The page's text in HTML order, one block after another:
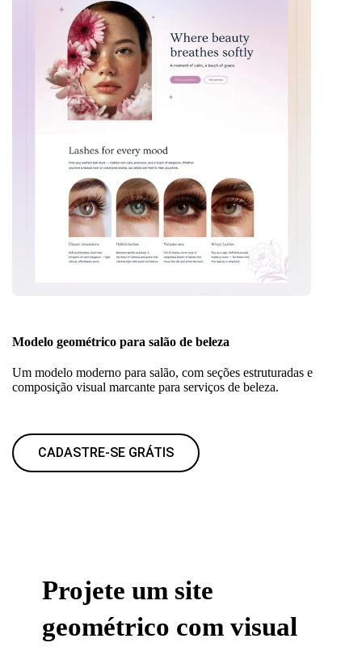
Modelo geométrico para salão de beleza
Um modelo moderno para salão, com seções estruturadas e
composição visual marcante para serviços de beleza.
CADASTRE-SE GRÁTIS
Projete um site
geométrico com visual